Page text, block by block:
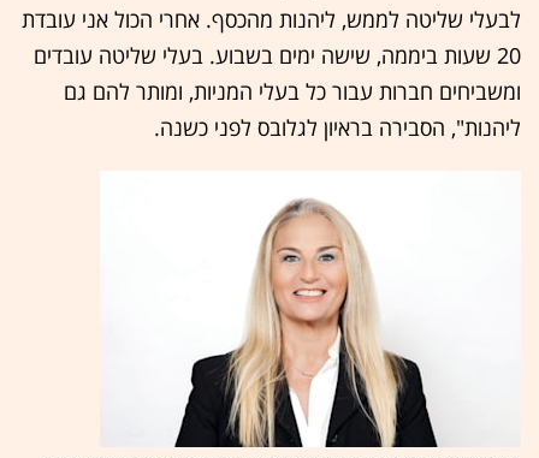
לבעלי שליטה לממש, ליהנות מהכסף. אחרי הכול אני עובדת
20 שעות ביממה, שישה ימים בשבוע. בעלי שליטה עובדים
ומשביחים חברות עבור כל בעלי המניות, ומותר להם גם
ליהנות", הסבירה בראיון לגלובס לפני כשנה.